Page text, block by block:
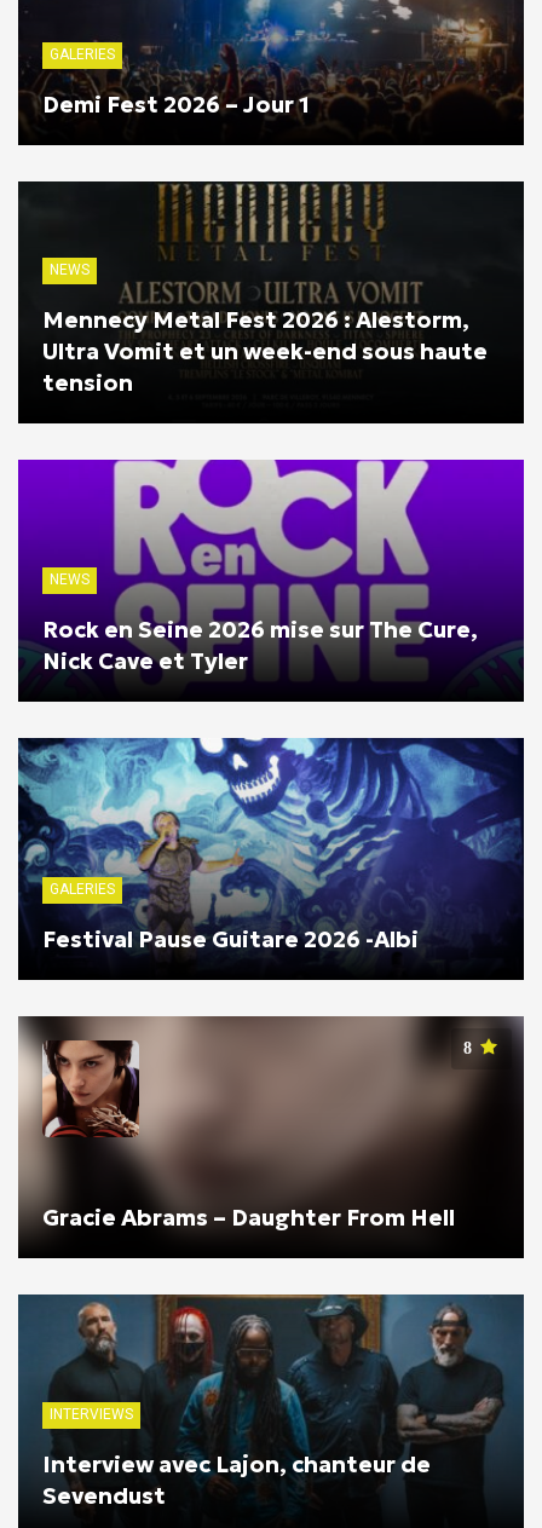
GALERIES
Demi Fest 2026 – Jour 1
NEWS
Mennecy Metal Fest 2026 : Alestorm,
Ultra Vomit et un week-end sous haute
tension
NEWS
Rock en Seine 2026 mise sur The Cure,
Nick Cave et Tyler
GALERIES
Festival Pause Guitare 2026 -Albi
8
Gracie Abrams – Daughter From Hell
INTERVIEWS
Interview avec Lajon, chanteur de
Sevendust